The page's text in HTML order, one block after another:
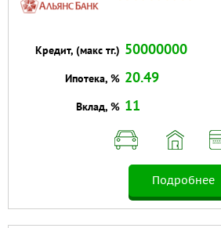
Подробнее
Кредит, (макс тг.) 50000000
Ипотека, % 20.49
Вклад, % 11